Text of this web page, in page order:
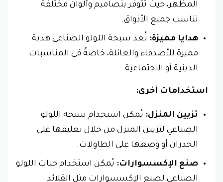
المظهر، حيث تتوفر بتصاميم وألوان مختلفة
تناسب جميع الأذواق.
هدايا مميزة: تُعد سبحة اللولو الصناعي هدية
مميزة للأصدقاء والعائلة، خاصةً في المناسبات
الدينية أو الاجتماعية.
استخدامات أخرى:
تزيين المنزل: يُمكن استخدام سبحة اللولو
الصناعي لتزيين المنزل من خلال تعليقها على
الجدران أو وضعها على الطاولات.
صنع الإكسسوارات: يُمكن استخدام حبات اللولو
الصناعي لصنع الإكسسوارات مثل القلائد